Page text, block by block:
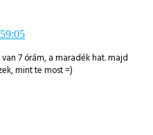
7 órám, a maradék hat. majd
mint te most =)